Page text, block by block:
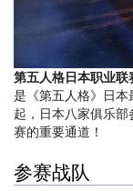
第五人格日本职业联
是《第五人格》日
起，日本八家俱乐
赛的重要通道！
参赛战队